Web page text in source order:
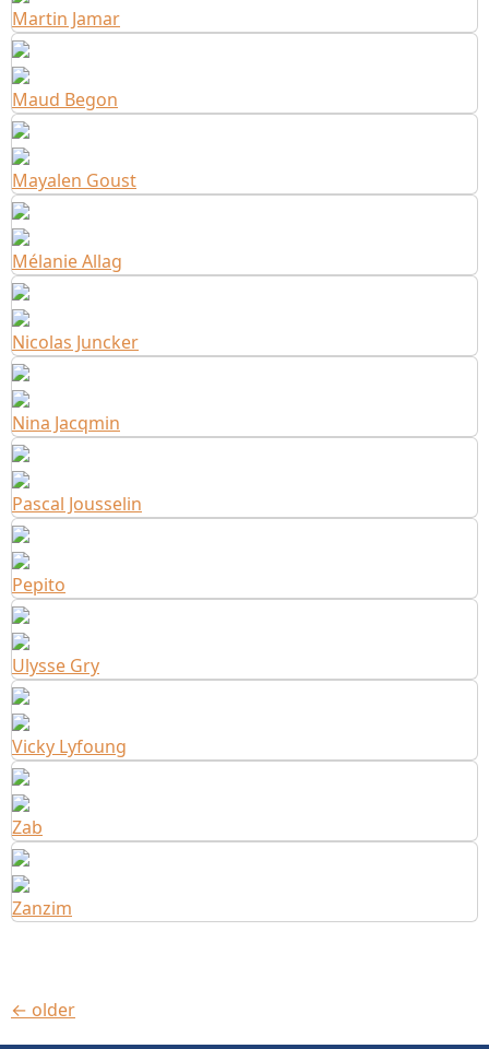
Martin Jamar
Maud Begon
Mayalen Goust
Mélanie Allag
Nicolas Juncker
Nina Jacqmin
Pascal Jousselin
Pepito
Ulysse Gry
Vicky Lyfoung
Zab
Zanzim
← older